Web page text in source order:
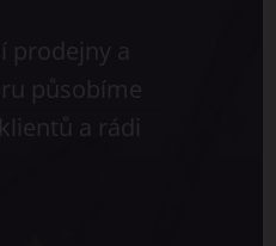
prodejny a
působíme
a rádi